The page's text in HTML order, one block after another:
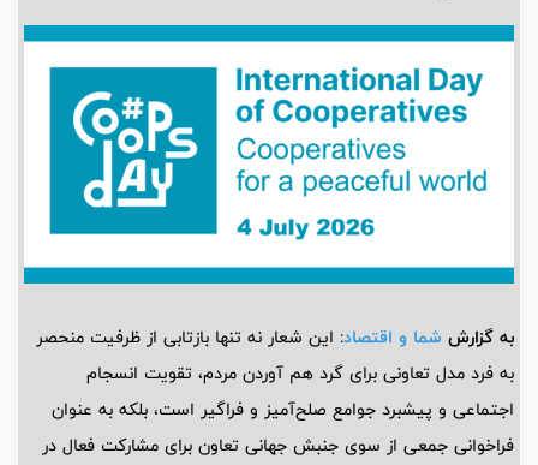
به گزارش شما و اقتصاد: این شعار نه تنها بازتابی از ظرفیت منحصر
به فرد مدل تعاونی برای گرد هم آوردن مردم، تقویت انسجام
اجتماعی و پیشبرد جوامع صلح‌آمیز و فراگیر است، بلکه به عنوان
فراخوانی جمعی از سوی جنبش جهانی تعاون برای مشارکت فعال در